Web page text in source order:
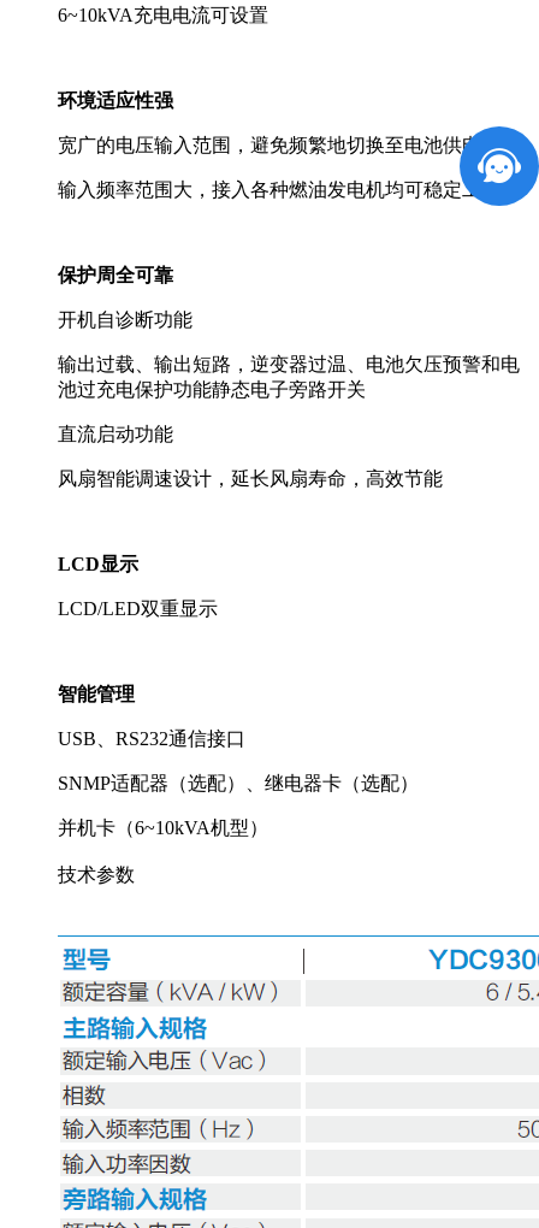
6~10kVA充电电流可设置
环境适应性强
宽广的电压输入范围，避免频繁地切换至电池供电
输入频率范围大，接入各种燃油发电机均可稳定工作
保护周全可靠
开机自诊断功能
输出过载、输出短路，逆变器过温、电池欠压预警和电
池过充电保护功能静态电子旁路开关
直流启动功能
风扇智能调速设计，延长风扇寿命，高效节能
LCD显示
LCD/LED双重显示
智能管理
USB、RS232通信接口
SNMP适配器（选配）、继电器卡（选配）
并机卡（6~10kVA机型）
技术参数